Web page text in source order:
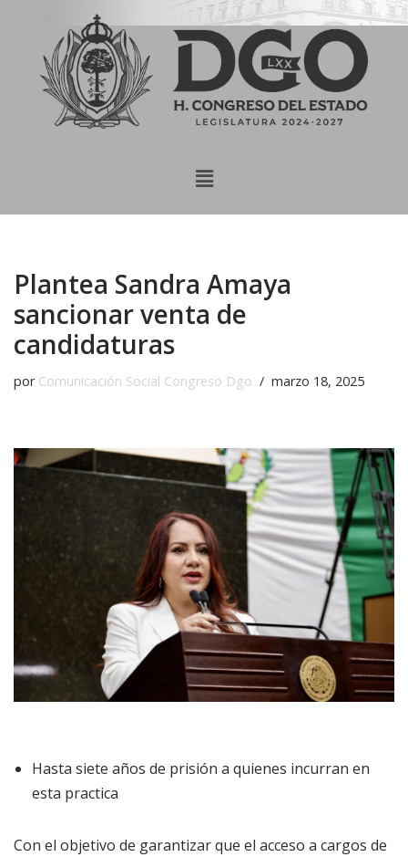
Saltar
contenido
Plantea Sandra Amaya
sancionar venta de
candidaturas
por Comunicación Social Congreso Dgo marzo 18, 2025
Hasta siete años de prisión a quienes incurran en
esta practica
Con el objetivo de garantizar que el acceso a cargos de